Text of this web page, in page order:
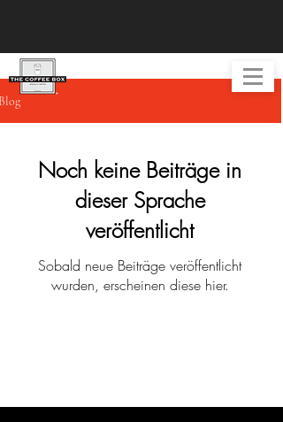
Noch keine Beiträge in
dieser Sprache
veröffentlicht
Sobald neue Beiträge veröffentlicht
wurden, erscheinen diese hier.